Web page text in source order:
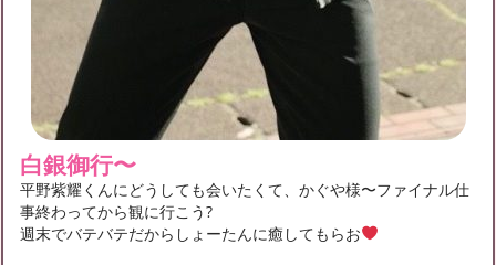
白銀御行〜
平野紫耀くんにどうしても会いたくて、かぐや様〜ファイナル仕
事終わってから観に行こう?
週末でバテバテだからしょーたんに癒してもらお